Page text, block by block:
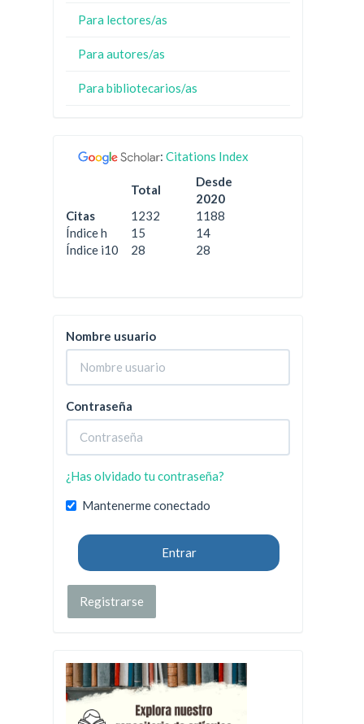
Para lectores/as
Para autores/as
Para bibliotecarios/as
: Citations Index
Total
Desde
2020
Citas
1232
1188
Índice h
15
14
Índice i10
28 28
Nombre usuario
Contraseña
¿Has olvidado tu contraseña?
Mantenerme conectado
Entrar
Registrarse